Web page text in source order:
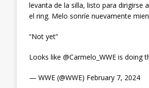
levanta de la silla, listo para dirigirse
el ring. Melo sonríe nuevamente
“Not yet”
Looks like @Carmelo_WWE is doing
— WWE (@WWE) February 7, 2024